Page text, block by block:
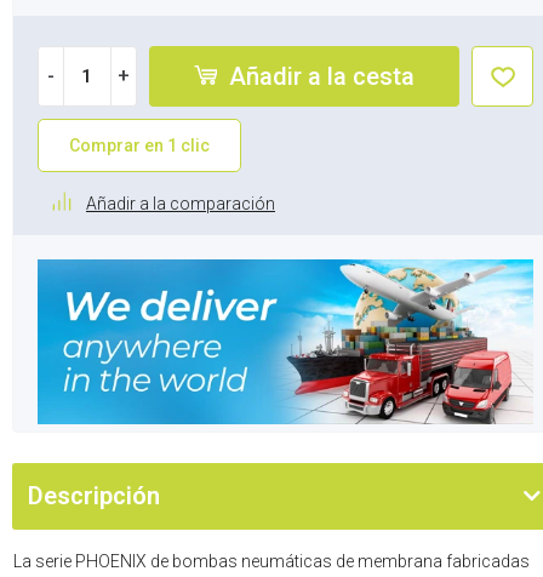
- + Añadir a la cesta
Comprar en 1 clic
Añadir a la comparación
Descripción
La serie PHOENIX de bombas neumáticas de membrana fabricadas